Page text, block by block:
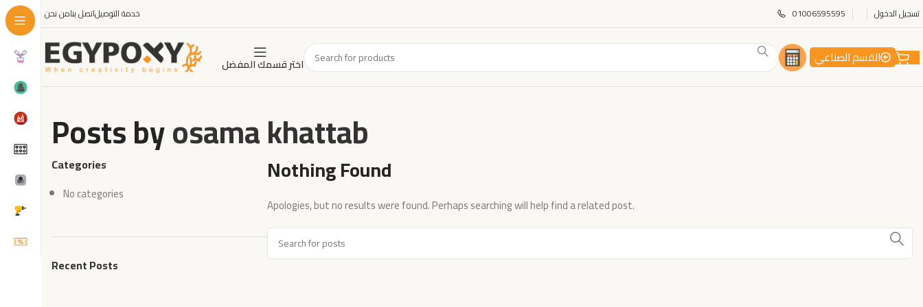
من نحناتصل بناخدمة التوصيل 01006595595 تسجيل الدخول
اختر قسمك المفضل القسم الصناعي
Posts byosama khattab
Nothing Found
Apologies, but no results were found. Perhaps searching will help find a related post.
Categories
No categories
Recent Posts